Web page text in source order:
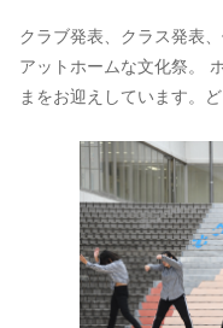
クラブ発表、クラス発表
アットホームな文化祭。
まをお迎えしています。